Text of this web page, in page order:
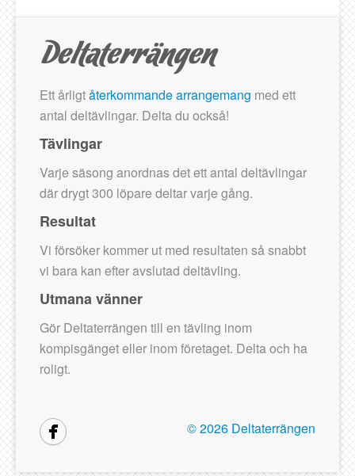
Ett årligtåterkommande arrangemang med ett
antal deltävlingar. Delta du också!
Tävlingar
Varje säsong anordnas det ett antal deltävlingar
där drygt 300 löpare deltar varje gång.
Resultat
Vi försöker kommer ut med resultaten så snabbt
vi bara kan efter avslutad deltävling.
Utmana vänner
Gör Deltaterrängen till en tävling inom
kompisgänget eller inom företaget. Delta och ha
roligt.
©2026 Deltaterrängen